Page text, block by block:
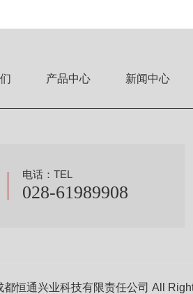
产品中心 新闻中心
电话：TEL
028-61989908
都恒通兴业科技有限责任公司 All